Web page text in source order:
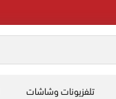
تلفزيونات وشاشات